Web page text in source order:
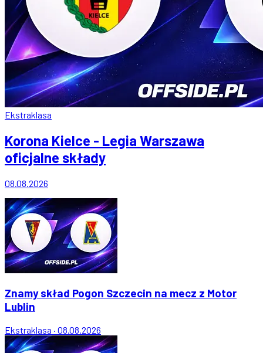
Ekstraklasa
Korona Kielce - Legia Warszawa
oficjalne składy
08.08.2026
Znamy skład Pogon Szczecin na mecz z Motor
Lublin
Ekstraklasa · 08.08.2026